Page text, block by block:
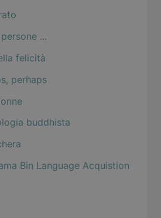
...
felicità
perhaps
buddhista
Bin Language Acquistion